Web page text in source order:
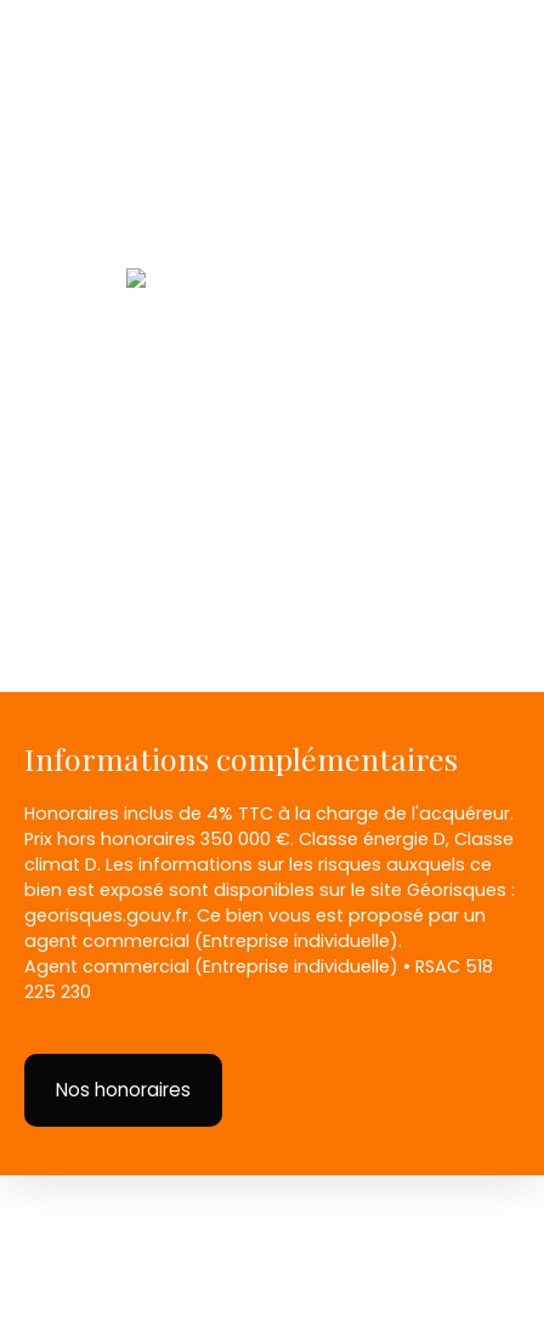
Informations complémentaires
Honoraires inclus de 4% TTC à la charge de l'acquéreur.
Prix hors honoraires 350 000 €. Classe énergie D, Classe
climat D. Les informations sur les risques auxquels ce
bien est exposé sont disponibles sur le site Géorisques :
georisques.gouv.fr. Ce bien vous est proposé par un
agent commercial (Entreprise individuelle).
Agent commercial (Entreprise individuelle) • RSAC 518
225 230
Nos honoraires